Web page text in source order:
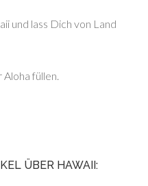
und lass Dich von Land
füllen.
ÜBER HAWAII: